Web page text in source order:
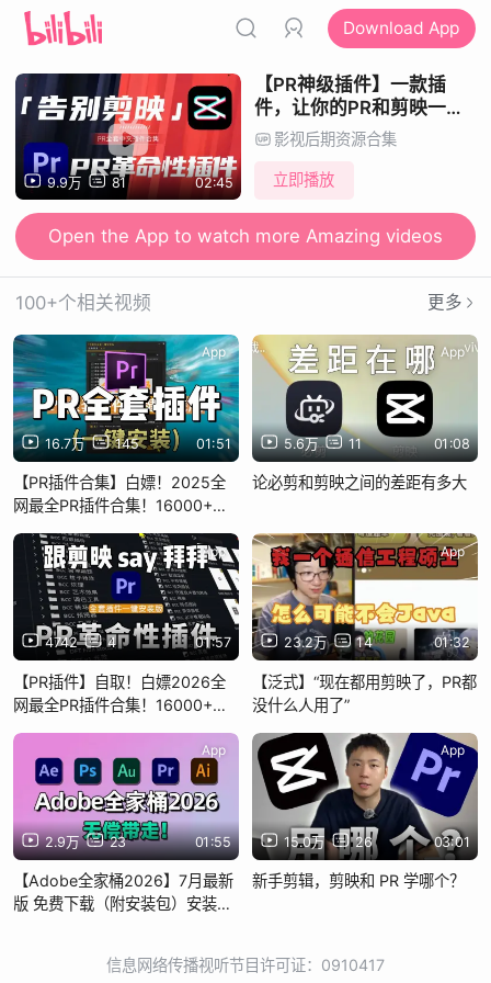
Download App
9.9万 81 02:45
【PR神级插件】一款插
件，让你的PR和剪映一
样！30000+一键安装！预
设，效果，转场，卡点，字
幕有了这个插件剪辑工作即
影视后期资源合集
立即播放
Open the App to watch more Amazing videos
100+个相关视频 更多
16.7万 145 01:51
App
【PR插件合集】白嫖！2025全
网最全PR插件合集！16000+一
点，字幕。您想要的都有，你确
定还不用？
5.6万 11 01:08
App
论必剪和剪映之间的差距有多大
4742 4 01:57
App
【PR插件】自取！白嫖2026全
网最全PR插件合集！16000+一
点，字幕。您想要的都有，你确
定还不用？
23.2万 14 01:32
App
【泛式】“现在都用剪映了，PR都
没什么人用了”
2.9万 23 01:55
App
【Adobe全家桶2026】7月最新
版 免费下载（附安装包）安装教
15.0万 26 03:01
App
新手剪辑，剪映和 PR 学哪个？
信息网络传播视听节目许可证：0910417